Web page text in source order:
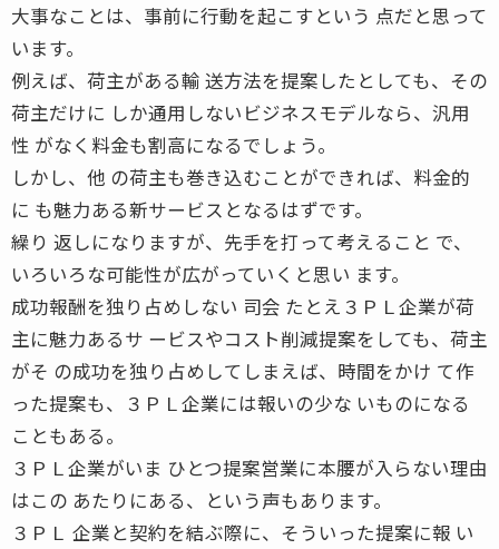
大事なことは、事前に行動を起こすという 点だと思って
います。
例えば、荷主がある輸 送方法を提案したとしても、その
荷主だけに しか通用しないビジネスモデルなら、汎用
性 がなく料金も割高になるでしょう。
しかし、他 の荷主も巻き込むことができれば、料金的
に も魅力ある新サービスとなるはずです。
繰り 返しになりますが、先手を打って考えること で、
いろいろな可能性が広がっていくと思い ます。
成功報酬を独り占めしない 司会 たとえ３ＰＬ企業が荷
主に魅力あるサ ービスやコスト削減提案をしても、荷主
がそ の成功を独り占めしてしまえば、時間をかけ て作
った提案も、３ＰＬ企業には報いの少な いものになる
こともある。
３ＰＬ企業がいま ひとつ提案営業に本腰が入らない理由
はこの あたりにある、という声もあります。
３ＰＬ 企業と契約を結ぶ際に、そういった提案に報 い